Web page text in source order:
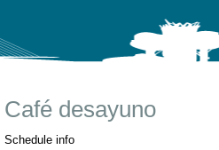
Café desayuno
Schedule info